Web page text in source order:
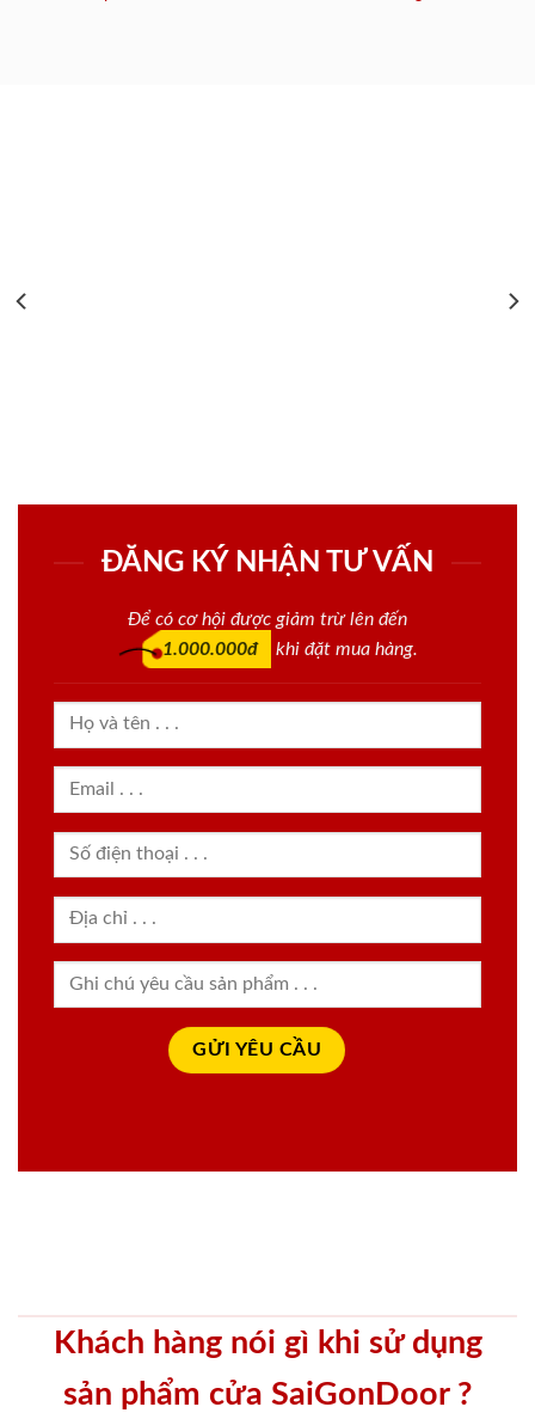
ĐĂNG KÝ NHẬN TƯ VẤN
Để có cơ hội được giảm trừ lên đến
1.000.000đ
khi đặt mua hàng.
Khách hàng nói gì khi sử dụng
sản phẩm cửa SaiGonDoor ?